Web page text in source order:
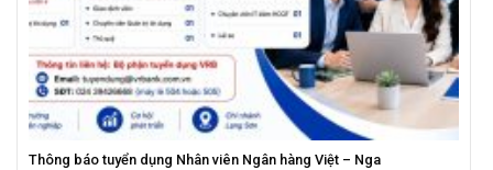
Thông báo tuyển dụng Nhân viên Ngân hàng Việt – Nga